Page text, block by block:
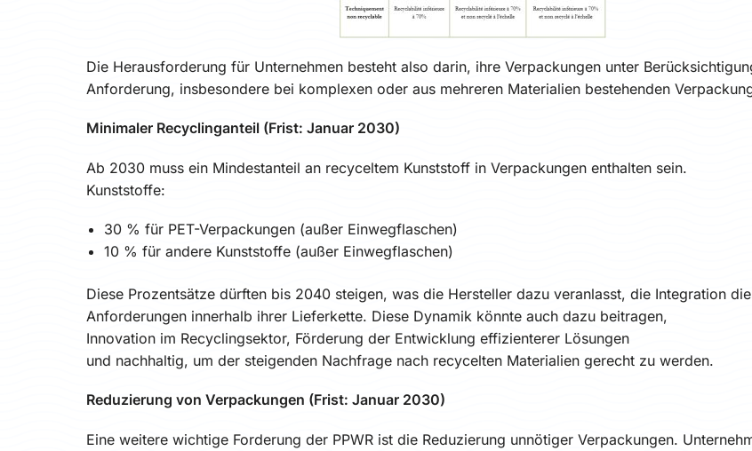
Die Herausforderung für Unternehmen besteht also darin, ihre Verpackungen unter
Anforderung, insbesondere bei komplexen oder aus mehreren Materialien bestehenden
Minimaler Recyclinganteil (Frist: Januar 2030)
Ab 2030 muss ein Mindestanteil an recyceltem Kunststoff in Verpackungen enthalten sein.
Kunststoffe:
30 % für PET-Verpackungen (außer Einwegflaschen)
10 % für andere Kunststoffe (außer Einwegflaschen)
Diese Prozentsätze dürften bis 2040 steigen, was die Hersteller dazu veranlasst, die Integration
Anforderungen innerhalb ihrer Lieferkette. Diese Dynamik könnte auch dazu beitragen,
Innovation im Recyclingsektor, Förderung der Entwicklung effizienterer Lösungen
und nachhaltig, um der steigenden Nachfrage nach recycelten Materialien gerecht zu werden.
Reduzierung von Verpackungen (Frist: Januar 2030)
Eine weitere wichtige Forderung der PPWR ist die Reduzierung unnötiger Verpackungen.